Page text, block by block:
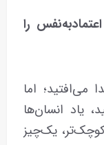
را
اما
یاد انسان‌ها
یک‌چیز